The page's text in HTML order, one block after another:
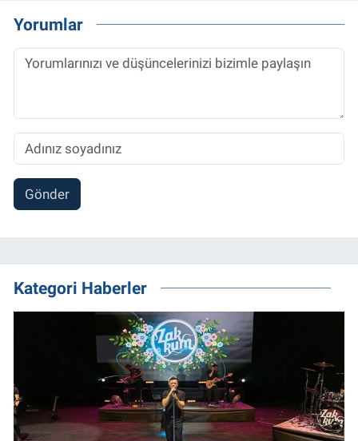
Yorumlar
Gönder
Kategori Haberler